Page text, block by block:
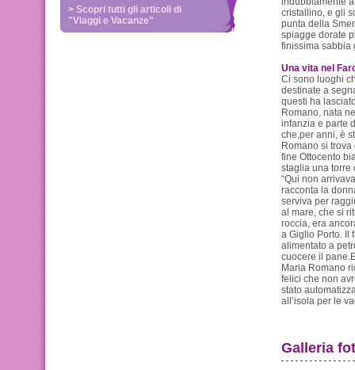
> Scopri tutti gli articoli di
"Viaggi e Vacanze"
cristallino, e gli
punta della
spiagge dorate
finissima sabbia
Una vita nel
Ci sono luoghi
destinate a
questi ha
Romano, nata
infanzia e parte
che,per anni, è
Romano si
fine Ottocento
staglia una torre
“Qui non
racconta la
serviva per
al mare, che si
roccia, era
a Giglio Porto. Il
alimentato a
cuocere il
Maria Romano
felici che non
stato
all’isola per le
Galleria